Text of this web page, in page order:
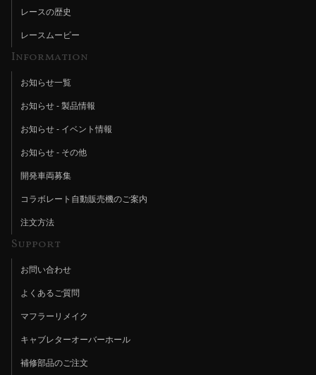
レースの歴史
レースムービー
Information
お知らせ一覧
お知らせ - 製品情報
お知らせ - イベント情報
お知らせ - その他
開発車両募集
コラボレート自動販売機のご案内
注文方法
Support
お問い合わせ
よくあるご質問
マフラーリメイク
キャブレターオーバーホール
補修部品のご注文